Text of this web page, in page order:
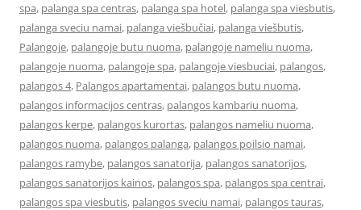
spa, palanga spa centras, palanga spa hotel, palanga spa viesbutis,
palanga sveciu namai, palanga viešbučiai, palanga viešbutis,
Palangoje, palangoje butu nuoma, palangoje nameliu nuoma,
palangoje nuoma, palangoje spa, palangoje viesbuciai, palangos,
palangos 4, Palangos apartamentai, palangos butu nuoma,
palangos informacijos centras, palangos kambariu nuoma,
palangos kerpe, palangos kurortas, palangos nameliu nuoma,
palangos nuoma, palangos palanga, palangos poilsio namai,
palangos ramybe, palangos sanatorija, palangos sanatorijos,
palangos sanatorijos kainos, palangos spa, palangos spa centrai,
palangos spa viesbutis, palangos sveciu namai, palangos tauras,